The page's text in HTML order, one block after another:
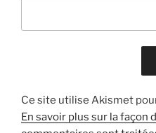
Ce site utilise Akismet
En savoir plus sur la façon